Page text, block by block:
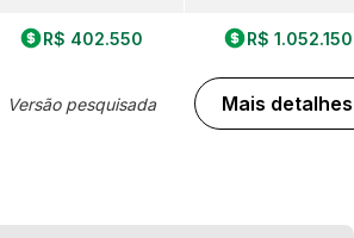
R$ 402.550
Versão pesquisada
R$ 1.052.150
Mais detalhes